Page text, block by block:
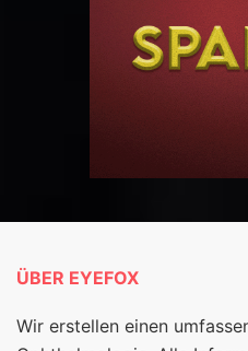
ÜBER EYEFOX
Wir erstellen einen